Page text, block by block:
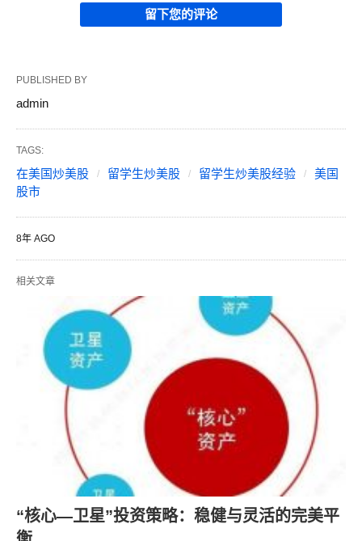
留下您的评论
PUBLISHED BY
admin
TAGS:
在美国炒美股 留学生炒美股 留学生炒美股经验
美国
股市
8年 AGO
相关文章
“核心—卫星”投资策略：稳健与灵活的完美平